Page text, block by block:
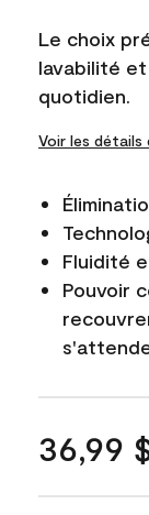
Le choix
lavabilité et
quotidien.
Voir les détails
Fluidité
Pouvoir
36,99